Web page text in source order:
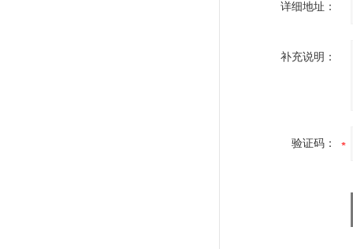
详细地址：
补充说明：
验证码：